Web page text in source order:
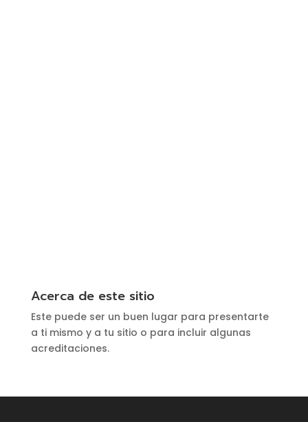
Acerca de este sitio
Este puede ser un buen lugar para presentarte
a ti mismo y a tu sitio o para incluir algunas
acreditaciones.